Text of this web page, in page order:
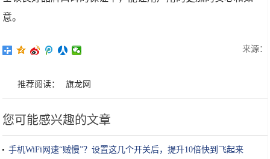
意。
来源：
推荐阅读： 旗龙网
您可能感兴趣的文章
手机WiFi网速“贼慢”？设置这几个开关后，提升10倍快到飞起来